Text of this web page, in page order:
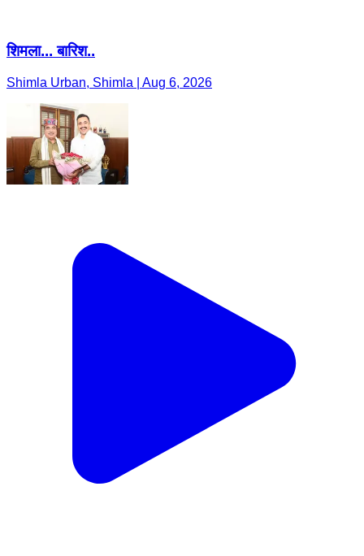
शिमला... बारिश..
Shimla Urban, Shimla | Aug 6, 2026